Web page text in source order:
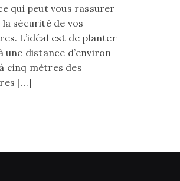
qui peut vous rassurer
la sécurité de vos
L’idéal est de planter
une distance d’environ
cinq mètres des
[...]